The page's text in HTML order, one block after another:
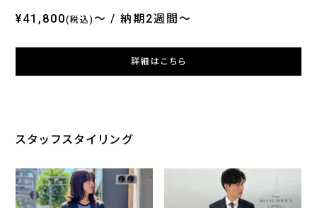
¥41,800(税込)～ 納期2週間～
詳細はこちら
スタッフスタイリング